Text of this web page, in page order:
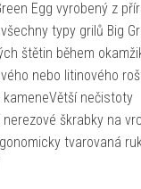
Egg vyrobený z
typy grilů Big
štětin během
nebo litinového
kameneVětší nečistoty
škrabky na
tvarovaná